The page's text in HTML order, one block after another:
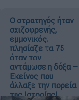
O στρατηγός ήταν
σχιζοφρενής,
εμμονικός,
πλησίαζε τα 75
όταν τον
αντάμωσε η δόξα –
Εκείνος που
άλλαξε την πορεία
της Ιστορίας!